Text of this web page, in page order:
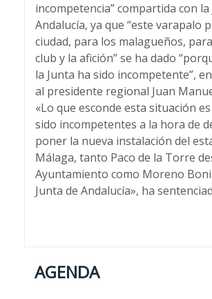
incompetencia” compartida con la
Andalucía, ya que “este varapalo
ciudad, para los malagueños,
club y la afición” se ha dado
la Junta ha sido incompetente”,
al presidente regional Juan
«Lo que esconde esta situación
sido incompetentes a la hora de
poner la nueva instalación del
Málaga, tanto Paco de la Torre
Ayuntamiento como Moreno
Junta de Andalucía», ha
AGENDA